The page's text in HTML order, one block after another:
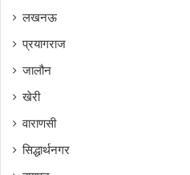
लखनऊ
प्रयागराज
जालौन
खेरी
वाराणसी
सिद्धार्थनगर